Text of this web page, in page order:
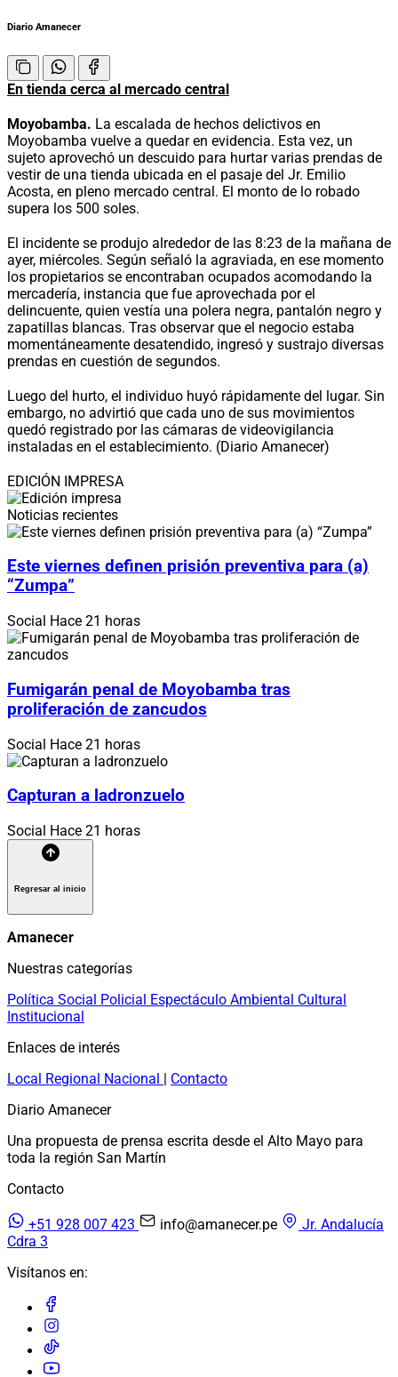
Diario Amanecer
En tienda cerca al mercado central
Moyobamba. La escalada de hechos delictivos en
Moyobamba vuelve a quedar en evidencia. Esta vez, un
sujeto aprovechó un descuido para hurtar varias prendas de
vestir de una tienda ubicada en el pasaje del Jr. Emilio
Acosta, en pleno mercado central. El monto de lo robado
supera los 500 soles.
El incidente se produjo alrededor de las 8:23 de la mañana de
ayer, miércoles. Según señaló la agraviada, en ese momento
los propietarios se encontraban ocupados acomodando la
mercadería, instancia que fue aprovechada por el
delincuente, quien vestía una polera negra, pantalón negro y
zapatillas blancas. Tras observar que el negocio estaba
momentáneamente desatendido, ingresó y sustrajo diversas
prendas en cuestión de segundos.
Luego del hurto, el individuo huyó rápidamente del lugar. Sin
embargo, no advirtió que cada uno de sus movimientos
quedó registrado por las cámaras de videovigilancia
instaladas en el establecimiento. (Diario Amanecer)
EDICIÓN IMPRESA
Noticias recientes
Este viernes definen prisión preventiva para (a)
“Zumpa”
Social Hace 21 horas
Fumigarán penal de Moyobamba tras
proliferación de zancudos
Social Hace 21 horas
Capturan a ladronzuelo
Social Hace 21 horas
Regresar al inicio
Amanecer
Nuestras categorías
Política Social Policial Espectáculo Ambiental Cultural
Institucional
Enlaces de interés
Local Regional Nacional | Contacto
Diario Amanecer
Una propuesta de prensa escrita desde el Alto Mayo para
toda la región San Martín
Contacto
+51 928 007 423 info@amanecer.pe
Jr. Andalucía
Cdra 3
Visítanos en: